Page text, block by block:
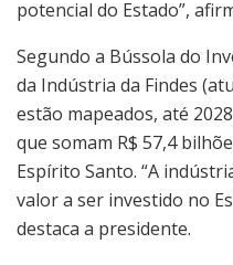
potencial do Estado”,
Segundo a Bússola do
da Indústria da Findes
estão mapeados, até
que somam R$ 57,4
Espírito Santo. “A
valor a ser investido no
destaca a presidente.